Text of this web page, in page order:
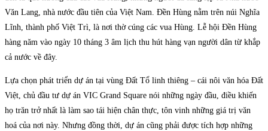
Văn Lang, nhà nước đầu tiên của Việt Nam. Đền Hùng nằm trên núi Nghĩa
Lĩnh, thành phố Việt Trì, là nơi thờ cúng các vua Hùng. Lễ hội Đền Hùng
hàng năm vào ngày 10 tháng 3 âm lịch thu hút hàng vạn người dân từ khắp
cả nước về đây.
Lựa chọn phát triển dự án tại vùng Đất Tổ linh thiêng – cái nôi văn hóa Đất
Việt, chủ đầu tư dự án VIC Grand Square nói những ngày đầu, điều khiến
họ trăn trở nhất là làm sao tái hiện chân thực, tôn vinh những giá trị văn
hoá của nơi này. Nhưng đồng thời, dự án cũng phải được tích hợp những